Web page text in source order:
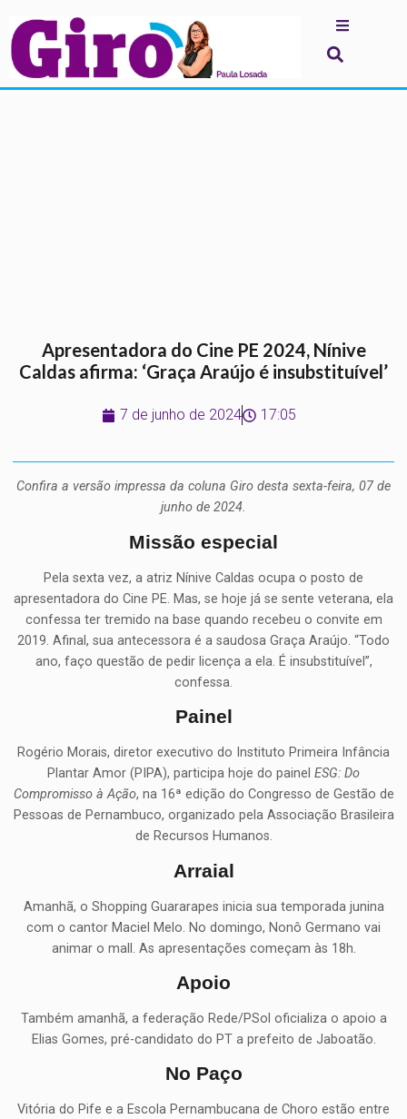
Apresentadora do Cine PE 2024, Nínive
Caldas afirma: ‘Graça Araújo é insubstituível’
7 de junho de 2024 17:05
Confira a versão impressa da coluna Giro desta sexta-feira, 07 de
junho de 2024.
Missão especial
Pela sexta vez, a atriz Nínive Caldas ocupa o posto de
apresentadora do Cine PE. Mas, se hoje já se sente veterana, ela
confessa ter tremido na base quando recebeu o convite em
2019. Afinal, sua antecessora é a saudosa Graça Araújo. “Todo
ano, faço questão de pedir licença a ela. É insubstituível”,
confessa.
Painel
Rogério Morais, diretor executivo do Instituto Primeira Infância
Plantar Amor (PIPA), participa hoje do painel ESG: Do
Compromisso à Ação, na 16ª edição do Congresso de Gestão de
Pessoas de Pernambuco, organizado pela Associação Brasileira
de Recursos Humanos.
Arraial
Amanhã, o Shopping Guararapes inicia sua temporada junina
com o cantor Maciel Melo. No domingo, Nonô Germano vai
animar o mall. As apresentações começam às 18h.
Apoio
Também amanhã, a federação Rede/PSol oficializa o apoio a
Elias Gomes, pré-candidato do PT a prefeito de Jaboatão.
No Paço
Vitória do Pife e a Escola Pernambucana de Choro estão entre